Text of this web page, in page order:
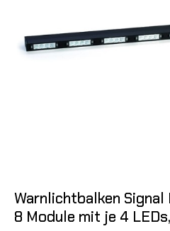
Warnlichtbalken Signal
8 Module mit je 4